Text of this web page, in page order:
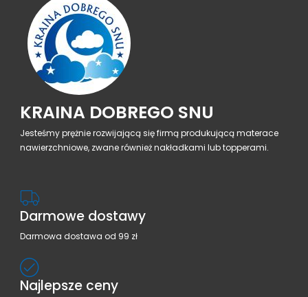
KRAINA DOBREGO SNU
Jesteśmy prężnie rozwijającą się firmą produkującą materace
nawierzchniowe, zwane również nakładkami lub topperami.
Darmowe dostawy
Darmowa dostawa od 99 zł
Najlepsze ceny